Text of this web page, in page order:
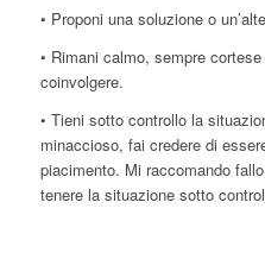
• Proponi una soluzione o
• Rimani calmo, sempre
coinvolgere.
• Tieni sotto controllo la
minaccioso, fai credere di
piacimento. Mi raccomando
tenere la situazione sotto